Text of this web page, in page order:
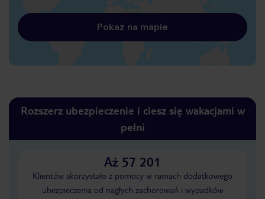
Pokaż na mapie
Rozszerz ubezpieczenie i ciesz się wakacjami w
pełni
Aż 57 201
Klientów skorzystało z pomocy w ramach dodatkowego
ubezpieczenia od nagłych zachorowań i wypadków